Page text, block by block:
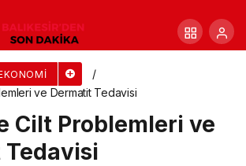
ve Dermatit Tedavisi
Cilt Problemleri ve
ve Bakımı